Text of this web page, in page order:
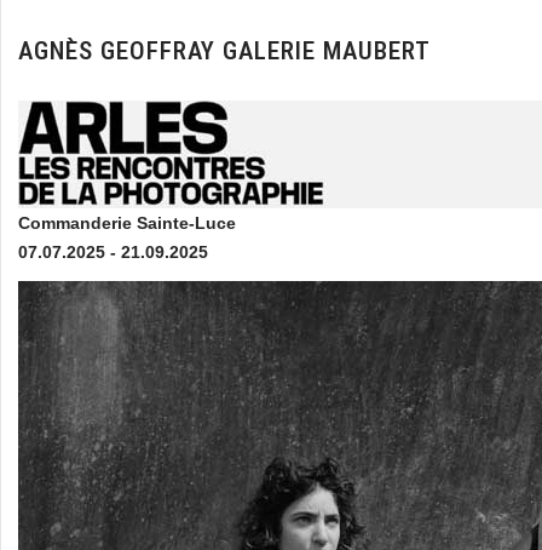
AGNÈS GEOFFRAY GALERIE MAUBERT
Commanderie Sainte-Luce
07.07.2025 - 21.09.2025